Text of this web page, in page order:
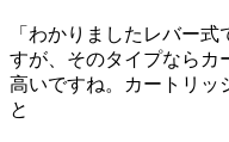
「わかりましたレバー
すが、そのタイプならカ
高いですね。カートリッ
と